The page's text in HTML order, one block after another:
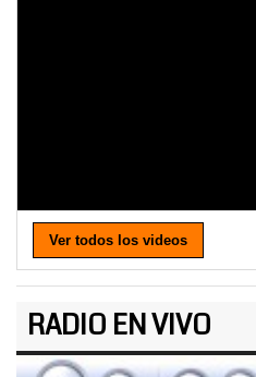
Ver todos los videos
RADIO EN VIVO